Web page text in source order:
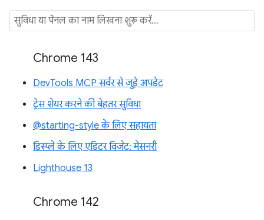
Chrome 143
DevTools MCP सर्वर से जुड़े अपडेट
ट्रेस शेयर करने की बेहतर सुविधा
@starting-style के लिए सहायता
डिस्प्ले के लिए एडिटर विजेट: मेसनरी
Lighthouse 13
Chrome 142